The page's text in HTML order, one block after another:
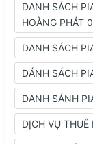
DANH SÁCH
HOÀNG PHÁT
DANH SÁCH
DÁNH SÁCH
DANH SÁNH
DỊCH VỤ THUÊ